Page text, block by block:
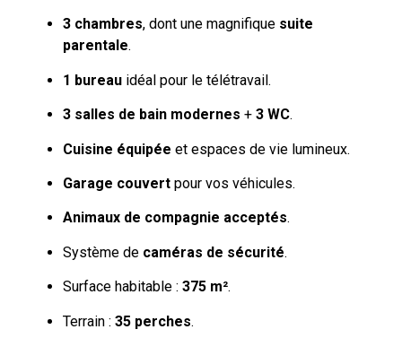
3 chambres, dont une magnifique suite
parentale.
1 bureau idéal pour le télétravail.
3 salles de bain modernes + 3 WC.
Cuisine équipée et espaces de vie lumineux.
Garage couvert pour vos véhicules.
Animaux de compagnie acceptés.
Système de caméras de sécurité.
Surface habitable : 375 m².
Terrain : 35 perches.